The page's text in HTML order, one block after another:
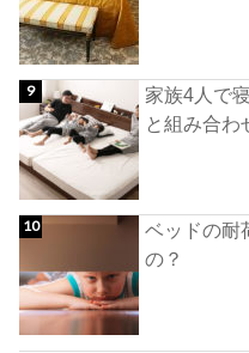
家族4人で
と組み合わ
ベッドの耐
の？